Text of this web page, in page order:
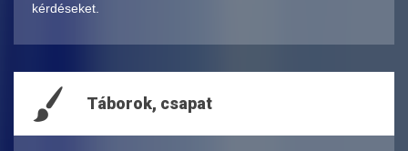
kérdéseket.
Táborok, csapat